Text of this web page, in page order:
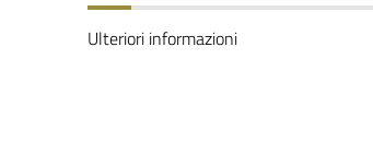
Ulteriori informazioni